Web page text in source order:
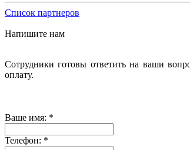
Список партнеров
Напишите нам
Сотрудники готовы ответить на ваши
оплату.
Ваше имя: *
Телефон: *